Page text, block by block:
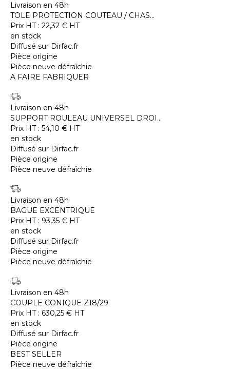
Livraison en 48h
TOLE PROTECTION COUTEAU / CHAS...
Prix HT : 22,32 € HT
en stock
Diffusé sur Dirfac.fr
Pièce origine
Pièce neuve défraîchie
A FAIRE FABRIQUER
Livraison en 48h
SUPPORT ROULEAU UNIVERSEL DROI...
Prix HT : 54,10 € HT
en stock
Diffusé sur Dirfac.fr
Pièce origine
Pièce neuve défraîchie
Livraison en 48h
BAGUE EXCENTRIQUE
Prix HT : 93,35 € HT
en stock
Diffusé sur Dirfac.fr
Pièce origine
Pièce neuve défraîchie
Livraison en 48h
COUPLE CONIQUE Z18/29
Prix HT : 630,25 € HT
en stock
Diffusé sur Dirfac.fr
Pièce origine
BEST SELLER
Pièce neuve défraîchie